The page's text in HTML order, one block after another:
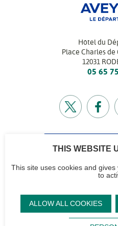
Hôtel du
Place Charles de
12031
05 65
CG12
Contactez-nous
Signaler un
Accéder à notre
charte
THIS WEBSITE
This site uses cookies and
to
ALLOW ALL COOKIES